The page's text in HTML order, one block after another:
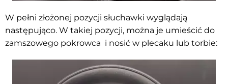
W pełni złożonej pozycji słuchawki wyglądają
następująco. W takiej pozycji, można je umieścić do
zamszowego pokrowca i nosić w plecaku lub torbie: